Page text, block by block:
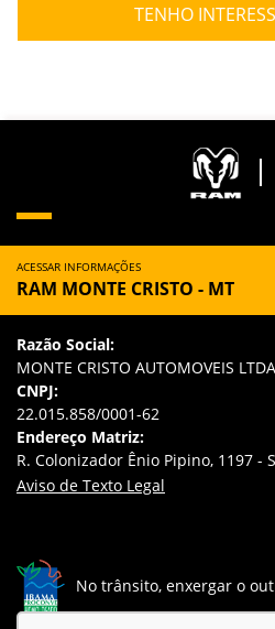
TENHO
ACESSAR INFORMAÇÕES
RAM MONTE CRISTO - MT
Razão Social:
MONTE CRISTO AUTOMOVEIS LTDA
CNPJ:
22.015.858/0001-62
Endereço Matriz:
R. Colonizador Ênio Pipino, 1197 -
Aviso de Texto Legal
No trânsito, enxergar o